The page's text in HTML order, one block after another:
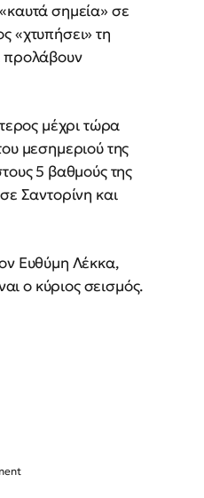
σημεία» σε
«χτυπήσει» τη
προλάβουν
μέχρι τώρα
μεσημεριού της
5 βαθμούς της
Σαντορίνη και
Ευθύμη Λέκκα,
ο κύριος σεισμός.